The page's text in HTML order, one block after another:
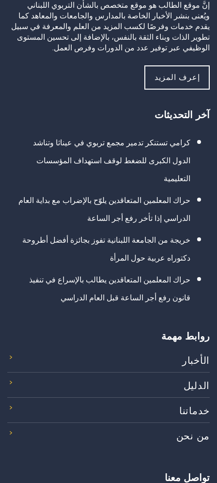
إنَّ موقع الطالب هو موقع متخصص بالشأن التربوي اللبناني
ويُعنى بنشر الأخبار الخاصة بالمدارس والجامعات والمعاهد كما
يقدم خدمات وفرصًا لكسب المزيد من العلم والمعرفة في سبيل
تطوير الذات وبناء الثقة بالنفس، بالإضافة إلى تحسين المستوى
الوظيفي عبر توفير عدد من الدورات وفرص العمل.
إعرف المزيد
آخر التحديثات
كرامي تستنكر تدمير مجمع تربوي في عيناثا وتناشد
الدول الكبرى للضغط لوقف استهداف المؤسسات
التعليمية
حراك المعلمين المتعاقدين يلوّح بالإضراب مع بداية العام
الدراسي إذا تأخر رفع أجر الساعة
خريجة من الجامعة اللبنانية تفوز بجائزة أفضل أطروحة
دكتوراه عربية حول المرأة
حراك المعلمين المتعاقدين يطالب بالإسراع في تنفيذ
قانون رفع أجر الساعة قبل العام الدراسي
روابط مهمة
الأخبار
الدليل
خدماتنا
من نحن
تواصل معنا